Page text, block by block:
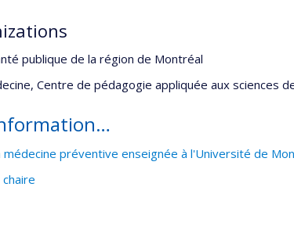
publique de la région de Montréal
Centre de pédagogie appliquée aux sciences
préventive enseignée à l'Université de